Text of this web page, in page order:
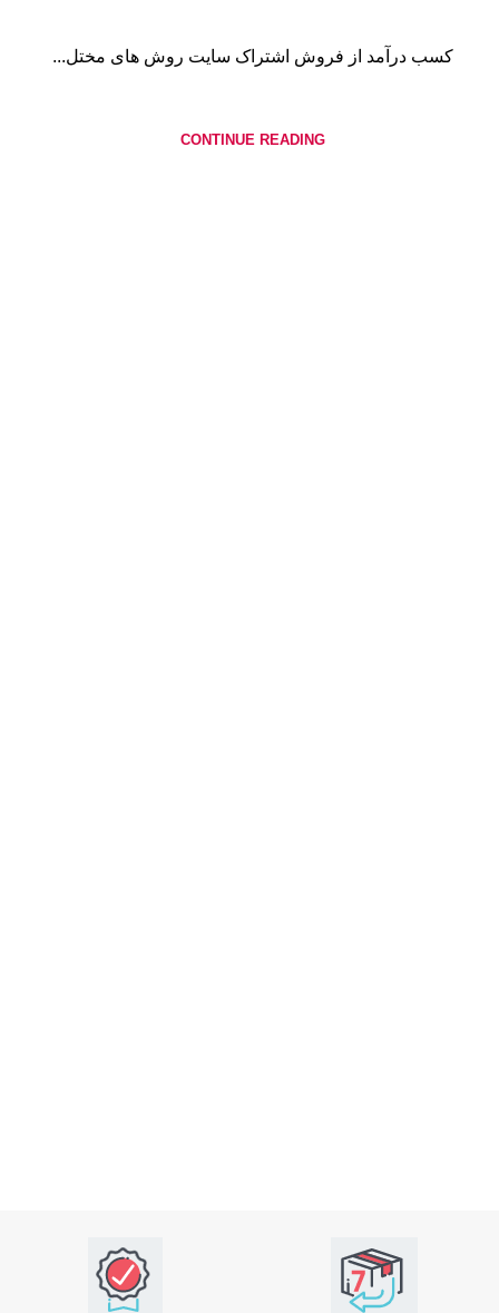
کسب درآمد از فروش اشتراک سایت روش های مختل...
CONTINUE READING